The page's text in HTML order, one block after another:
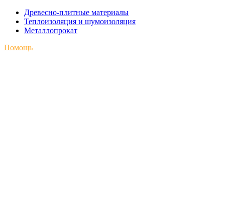
Древесно-плитные материалы
Теплоизоляция и шумоизоляция
Металлопрокат
Помощь